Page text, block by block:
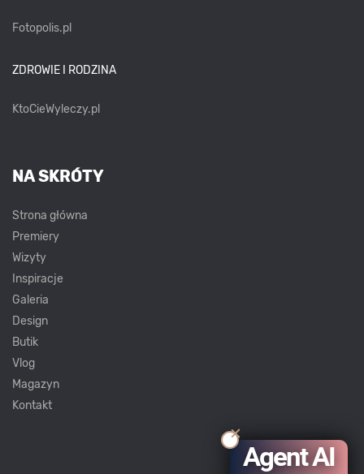
Fotopolis.pl
ZDROWIE I RODZINA
KtoCieWyleczy.pl
NA SKRÓTY
Strona główna
Premiery
Wizyty
Inspiracje
Galeria
Design
Butik
Vlog
Magazyn
Kontakt
Agent AI